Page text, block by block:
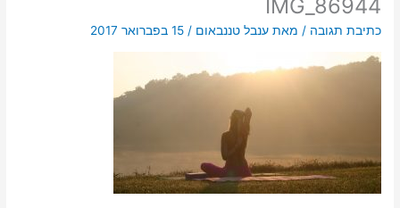
IMG_86944
כתיבת תגובה / מאתענבל טננבאום/15 בפברואר 2017